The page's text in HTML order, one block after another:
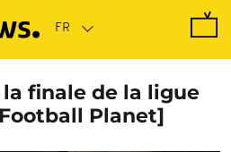
finale de la ligue
Planet]